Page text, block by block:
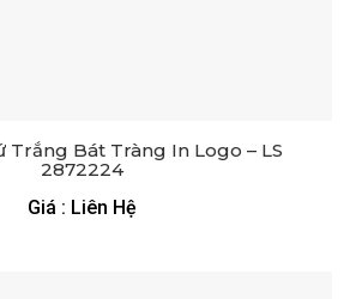
Trắng Bát Tràng In Logo – LS
2872224
Giá : Liên Hệ